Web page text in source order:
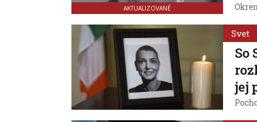
AKTUALIZOVANÉ
Svet
So
jej